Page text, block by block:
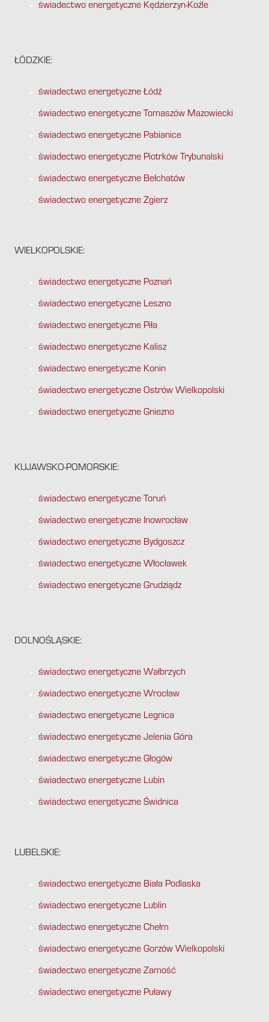
świadectwo energetyczne Kędzierzyn-Koźle
ŁÓDZKIE:
świadectwo energetyczne Łódź
świadectwo energetyczne Tomaszów Mazowiecki
świadectwo energetyczne Pabianice
świadectwo energetyczne Piotrków Trybunalski
świadectwo energetyczne Bełchatów
świadectwo energetyczne Zgierz
WIELKOPOLSKIE:
świadectwo energetyczne Poznań
świadectwo energetyczne Leszno
świadectwo energetyczne Piła
świadectwo energetyczne Kalisz
świadectwo energetyczne Konin
świadectwo energetyczne Ostrów Wielkopolski
świadectwo energetyczne Gniezno
KUJAWSKO-POMORSKIE:
świadectwo energetyczne Toruń
świadectwo energetyczne Inowrocław
świadectwo energetyczne Bydgoszcz
świadectwo energetyczne Włocławek
świadectwo energetyczne Grudziądz
DOLNOŚLĄSKIE:
świadectwo energetyczne Wałbrzych
świadectwo energetyczne Wrocław
świadectwo energetyczne Legnica
świadectwo energetyczne Jelenia Góra
świadectwo energetyczne Głogów
świadectwo energetyczne Lubin
świadectwo energetyczne Świdnica
LUBELSKIE:
świadectwo energetyczne Biała Podlaska
świadectwo energetyczne Lublin
świadectwo energetyczne Chełm
świadectwo energetyczne Gorzów Wielkopolski
świadectwo energetyczne Zamość
świadectwo energetyczne Puławy